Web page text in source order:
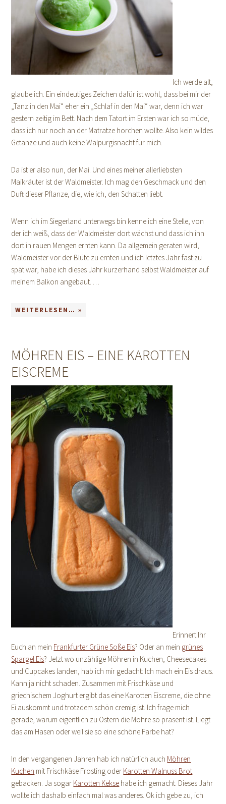
Ich werde alt,
glaube ich. Ein eindeutiges Zeichen dafür ist wohl, dass bei mir der
„Tanz in den Mai“ eher ein „Schlaf in den Mai“ war, denn ich war
gestern zeitig im Bett. Nach dem Tatort im Ersten war ich so müde,
dass ich nur noch an der Matratze horchen wollte. Also kein wildes
Getanze und auch keine Walpurgisnacht für mich.
Da ist er also nun, der Mai. Und eines meiner allerliebsten
Maikräuter ist der Waldmeister. Ich mag den Geschmack und den
Duft dieser Pflanze, die, wie ich, den Schatten liebt.
Wenn ich im Siegerland unterwegs bin kenne ich eine Stelle, von
der ich weiß, dass der Waldmeister dort wächst und dass ich ihn
dort in rauen Mengen ernten kann. Da allgemein geraten wird,
Waldmeister vor der Blüte zu ernten und ich letztes Jahr fast zu
spät war, habe ich dieses Jahr kurzerhand selbst Waldmeister auf
meinem Balkon angebaut. …
WEITERLESEN… »
MÖHREN EIS – EINE KAROTTEN
EISCREME
Erinnert Ihr
Euch an mein Frankfurter Grüne Soße Eis? Oder an mein grünes
Spargel Eis? Jetzt wo unzählige Möhren in Kuchen, Cheesecakes
und Cupcakes landen, hab ich mir gedacht: Ich mach ein Eis draus.
Kann ja nicht schaden. Zusammen mit Frischkäse und
griechischem Joghurt ergibt das eine Karotten Eiscreme, die ohne
Ei auskommt und trotzdem schön cremig ist. Ich frage mich
gerade, warum eigentlich zu Ostern die Möhre so präsent ist. Liegt
das am Hasen oder weil sie so eine schöne Farbe hat?
In den vergangenen Jahren hab ich natürlich auch Möhren
Kuchen mit Frischkäse Frosting oder Karotten Walnuss Brot
gebacken. Ja sogar Karotten Kekse habe ich gemacht. Dieses Jahr
wollte ich dashalb einfach mal was anderes. Ok ich gebe zu, ich